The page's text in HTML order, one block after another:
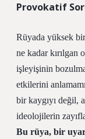
Provokatif
Rüyada yüksek
ne kadar kırılgan
işleyişinin
etkilerini
bir kaygıyı değil,
ideolojilerin
Bu rüya, bir